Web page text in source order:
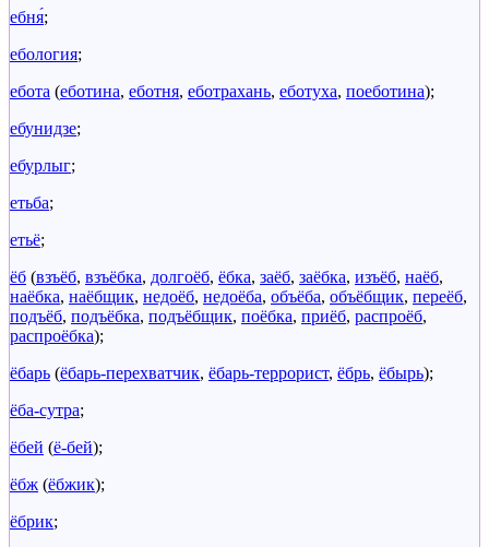
ебня́;
ебология;
ебота (еботина, еботня, еботрахань, еботуха, поеботина);
ебунидзе;
ебурлыг;
етьба;
етьё;
ёб (взъёб, взъёбка, долгоёб, ёбка, заёб, заёбка, изъёб, наёб,
наёбка, наёбщик, недоёб, недоёба, объёба, объёбщик, переёб,
подъёб, подъёбка, подъёбщик, поёбка, приёб, распроёб,
распроёбка);
ёбарь (ёбарь-перехватчик, ёбарь-террорист, ёбрь, ёбырь);
ёба-сутра;
ёбей (ё-бей);
ёбж (ёбжик);
ёбрик;